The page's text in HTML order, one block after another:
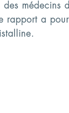
médecins
rapport a pour